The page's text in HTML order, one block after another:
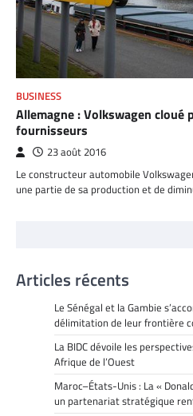
BUSINESS
Allemagne : Volkswagen cloué
fournisseurs
23 août 2016
Le constructeur automobile
une partie de sa production et de
Articles récents
Le Sénégal et la Gambie
délimitation de leur frontière
La BIDC dévoile les
Afrique de l’Ouest
Maroc–États-Unis : La «
un partenariat stratégique